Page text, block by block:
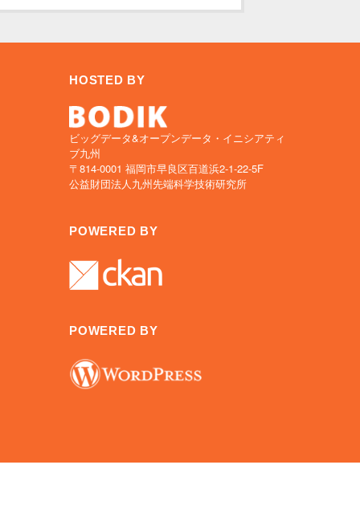
HOSTED BY
ビッグデータ&オープンデータ・イニシアティ
ブ九州
〒814-0001 福岡市早良区百道浜2-1-22-5F
公益財団法人九州先端科学技術研究所
POWERED BY
POWERED BY